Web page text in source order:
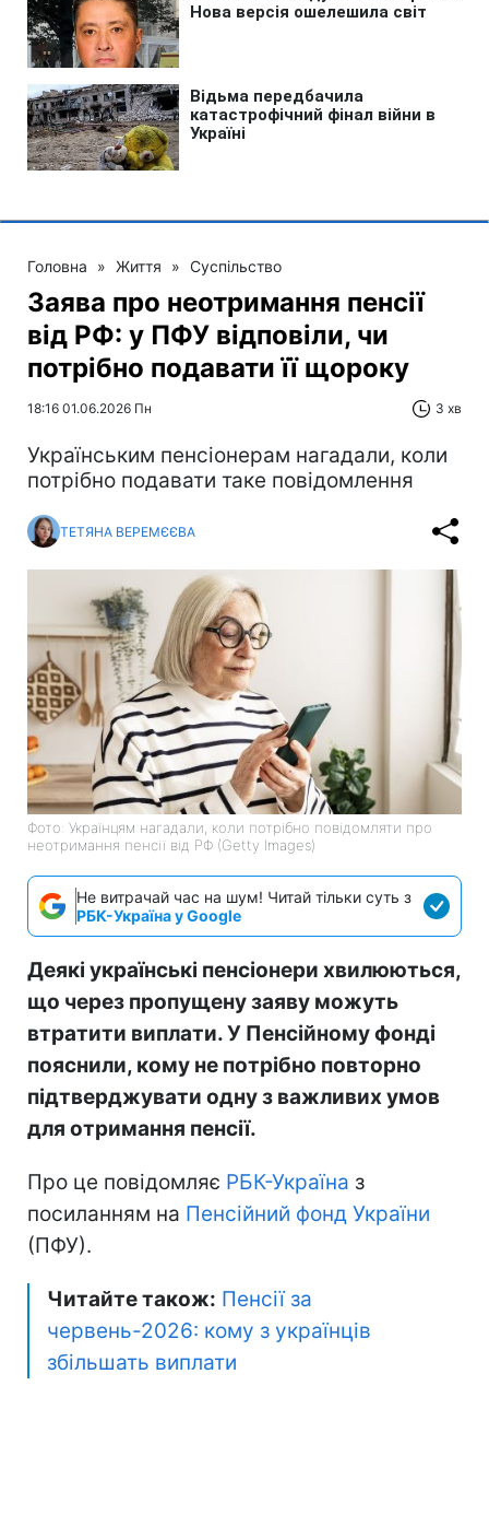
Головна » Життя » Суспільство
Заява про неотримання пенсії
від РФ: у ПФУ відповіли, чи
потрібно подавати її щороку
18:16 01.06.2026 Пн 3 хв
Українським пенсіонерам нагадали, коли
потрібно подавати таке повідомлення
ТЕТЯНА ВЕРЕМЄЄВА
Фото: Українцям нагадали, коли потрібно повідомляти про
неотримання пенсії від РФ (Getty Images)
Не витрачай час на шум! Читай тільки суть з
РБК-Україна у Google
Деякі українські пенсіонери хвилюються,
що через пропущену заяву можуть
втратити виплати. У Пенсійному фонді
пояснили, кому не потрібно повторно
підтверджувати одну з важливих умов
для отримання пенсії.
Про це повідомляє РБК-Україна з
посиланням на Пенсійний фонд України
(ПФУ).
Читайте також: Пенсії за
червень-2026: кому з українців
збільшать виплати